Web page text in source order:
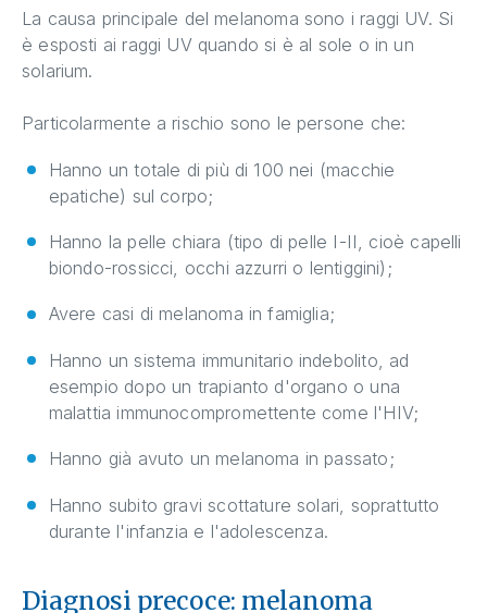
La causa principale del melanoma sono i raggi UV. Si
è esposti ai raggi UV quando si è al sole o in un
solarium.
Particolarmente a rischio sono le persone che:
Hanno un totale di più di 100 nei (macchie
epatiche) sul corpo;
Hanno la pelle chiara (tipo di pelle I-II, cioè capelli
biondo-rossicci, occhi azzurri o lentiggini);
Avere casi di melanoma in famiglia;
Hanno un sistema immunitario indebolito, ad
esempio dopo un trapianto d'organo o una
malattia immunocompromettente come l'HIV;
Hanno già avuto un melanoma in passato;
Hanno subito gravi scottature solari, soprattutto
durante l'infanzia e l'adolescenza.
Diagnosi precoce: melanoma